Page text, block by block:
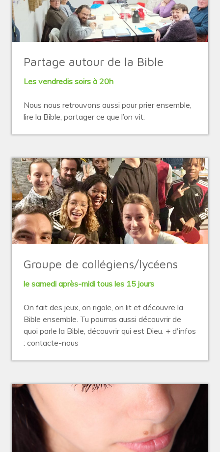
Partage autour de la Bible
Les vendredis soirs à 20h
Nous nous retrouvons aussi pour prier ensemble,
lire la Bible, partager ce que l’on vit.
Groupe de collégiens/lycéens
le samedi après-midi tous les 15 jours
On fait des jeux, on rigole, on lit et découvre la
Bible ensemble. Tu pourras aussi découvrir de
quoi parle la Bible, découvrir qui est Dieu. + d'infos
: contacte-nous